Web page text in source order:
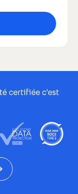
certifiée c'est